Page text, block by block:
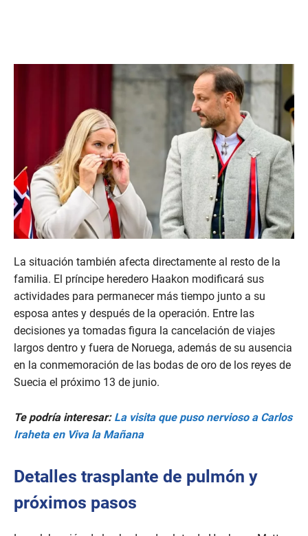
La situación también afecta directamente al resto de la
familia. El príncipe heredero Haakon modificará sus
actividades para permanecer más tiempo junto a su
esposa antes y después de la operación. Entre las
decisiones ya tomadas figura la cancelación de viajes
largos dentro y fuera de Noruega, además de su ausencia
en la conmemoración de las bodas de oro de los reyes de
Suecia el próximo 13 de junio.
Te podría interesar: La visita que puso nervioso a Carlos
Iraheta en Viva la Mañana
Detalles trasplante de pulmón y
próximos pasos